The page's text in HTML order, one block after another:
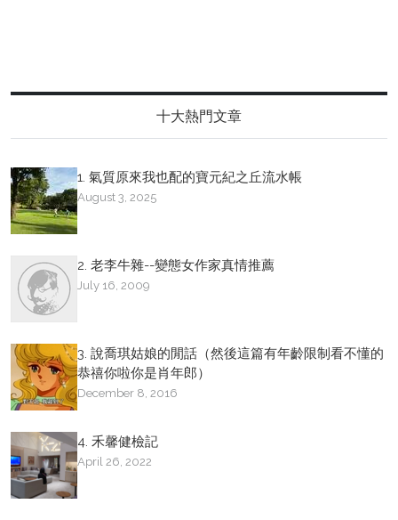
十大熱門文章
1. 氣質原來我也配的寶元紀之丘流水帳
August 3, 2025
2. 老李牛雜--變態女作家真情推薦
July 16, 2009
3. 說喬琪姑娘的閒話（然後這篇有年齡限制看不懂的
恭禧你啦你是肖年郎）
December 8, 2016
4. 禾馨健檢記
April 26, 2022